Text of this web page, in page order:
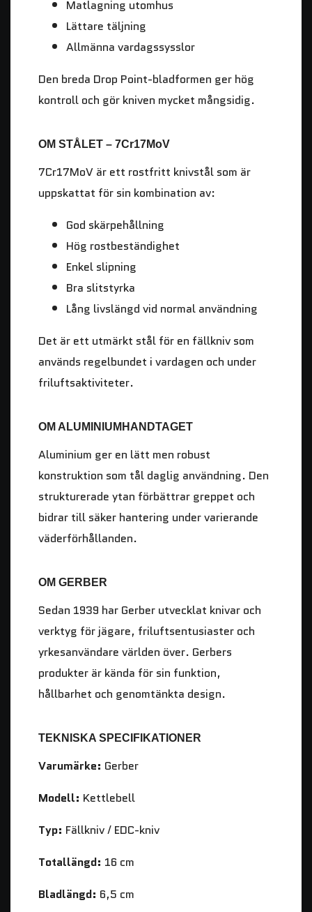
Matlagning utomhus
Lättare täljning
Allmänna vardagssysslor
Den breda Drop Point-bladformen ger hög
kontroll och gör kniven mycket mångsidig.
OM STÅLET – 7Cr17MoV
7Cr17MoV är ett rostfritt knivstål som är
uppskattat för sin kombination av:
God skärpehållning
Hög rostbeständighet
Enkel slipning
Bra slitstyrka
Lång livslängd vid normal användning
Det är ett utmärkt stål för en fällkniv som
används regelbundet i vardagen och under
friluftsaktiviteter.
OM ALUMINIUMHANDTAGET
Aluminium ger en lätt men robust
konstruktion som tål daglig användning. Den
strukturerade ytan förbättrar greppet och
bidrar till säker hantering under varierande
väderförhållanden.
OM GERBER
Sedan 1939 har Gerber utvecklat knivar och
verktyg för jägare, friluftsentusiaster och
yrkesanvändare världen över. Gerbers
produkter är kända för sin funktion,
hållbarhet och genomtänkta design.
TEKNISKA SPECIFIKATIONER
Varumärke: Gerber
Modell: Kettlebell
Typ: Fällkniv / EDC-kniv
Totallängd: 16 cm
Bladlängd: 6,5 cm